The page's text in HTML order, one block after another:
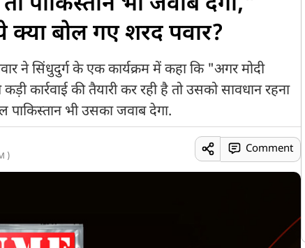
बोल गए शरद पवार?
ने सिंधुदुर्ग के एक कार्यक्रम में कहा कि "अगर मोदी
कार्रवाई की तैयारी कर रही है तो उसको सावधान रहना
भी उसका जवाब देगा.
)
Comment